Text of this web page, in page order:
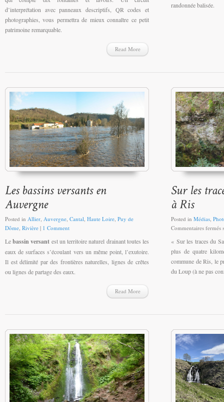
d’interprétation avec panneaux descriptifs, QR codes et
photographies, vous permettra de mieux connaître ce petit
patrimoine remarquable.
Read More
randonnée balisée.
Posted in Allier, Auvergne, Cantal, Haute Loire, Puy de
Dôme, Rivière | 1 Comment
Lebassin versant est un territoire naturel drainant toutes les
eaux de surfaces s’écoulant vers un même point, l’exutoire.
Il est délimité par des frontières naturelles, lignes de crêtes
ou lignes de partage des eaux.
Read More
Posted in Médias,
Commentaires fermés
« Sur les traces du
plus de quatre
commune de Ris, le
du Loup (à ne pas